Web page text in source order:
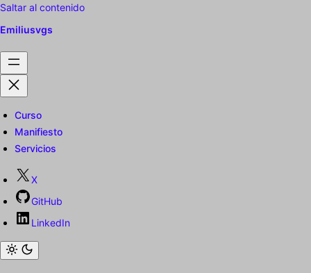
Saltar al contenido
Emiliusvgs
Curso
Manifiesto
Servicios
X
GitHub
LinkedIn